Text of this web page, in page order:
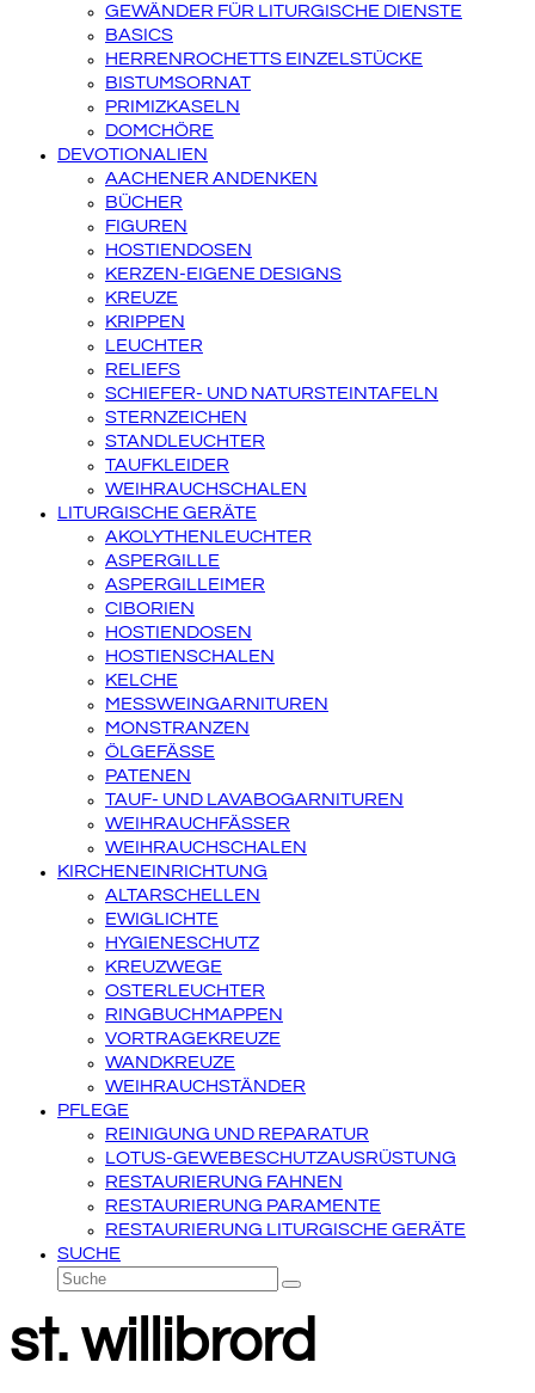
GEWÄNDER FÜR LITURGISCHE DIENSTE
BASICS
HERRENROCHETTS EINZELSTÜCKE
BISTUMSORNAT
PRIMIZKASELN
DOMCHÖRE
DEVOTIONALIEN
AACHENER ANDENKEN
BÜCHER
FIGUREN
HOSTIENDOSEN
KERZEN-EIGENE DESIGNS
KREUZE
KRIPPEN
LEUCHTER
RELIEFS
SCHIEFER- UND NATURSTEINTAFELN
STERNZEICHEN
STANDLEUCHTER
TAUFKLEIDER
WEIHRAUCHSCHALEN
LITURGISCHE GERÄTE
AKOLYTHENLEUCHTER
ASPERGILLE
ASPERGILLEIMER
CIBORIEN
HOSTIENDOSEN
HOSTIENSCHALEN
KELCHE
MESSWEINGARNITUREN
MONSTRANZEN
ÖLGEFÄSSE
PATENEN
TAUF- UND LAVABOGARNITUREN
WEIHRAUCHFÄSSER
WEIHRAUCHSCHALEN
KIRCHENEINRICHTUNG
ALTARSCHELLEN
EWIGLICHTE
HYGIENESCHUTZ
KREUZWEGE
OSTERLEUCHTER
RINGBUCHMAPPEN
VORTRAGEKREUZE
WANDKREUZE
WEIHRAUCHSTÄNDER
PFLEGE
REINIGUNG UND REPARATUR
LOTUS-GEWEBESCHUTZAUSRÜSTUNG
RESTAURIERUNG FAHNEN
RESTAURIERUNG PARAMENTE
RESTAURIERUNG LITURGISCHE GERÄTE
SUCHE
Suche
Senden
st. willibrord